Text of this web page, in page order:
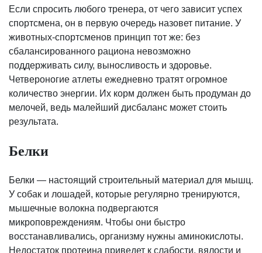
Если спросить любого тренера, от чего зависит успех
спортсмена, он в первую очередь назовет питание. У
животных-спортсменов принцип тот же: без
сбалансированного рациона невозможно
поддерживать силу, выносливость и здоровье.
Четвероногие атлеты ежедневно тратят огромное
количество энергии. Их корм должен быть продуман до
мелочей, ведь малейший дисбаланс может стоить
результата.
Белки
Белки — настоящий строительный материал для мышц.
У собак и лошадей, которые регулярно тренируются,
мышечные волокна подвергаются
микроповреждениям. Чтобы они быстро
восстанавливались, организму нужны аминокислоты.
Недостаток протеина приведет к слабости, вялости и